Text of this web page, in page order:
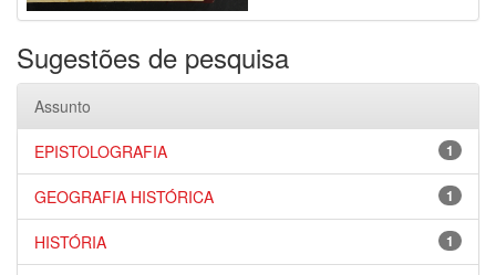
Sugestões de pesquisa
Assunto
1
EPISTOLOGRAFIA
1
GEOGRAFIA HISTÓRICA
1
HISTÓRIA